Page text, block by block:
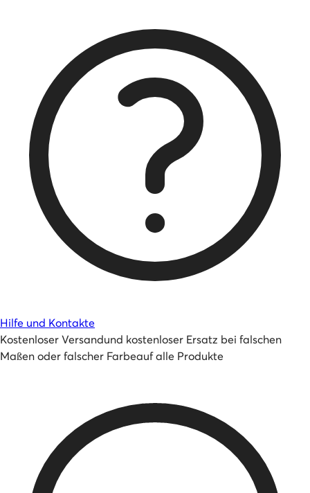
Hilfe und Kontakte
Kostenloser Versandund kostenloser Ersatz bei falschen
Maßen oder falscher Farbeauf alle Produkte